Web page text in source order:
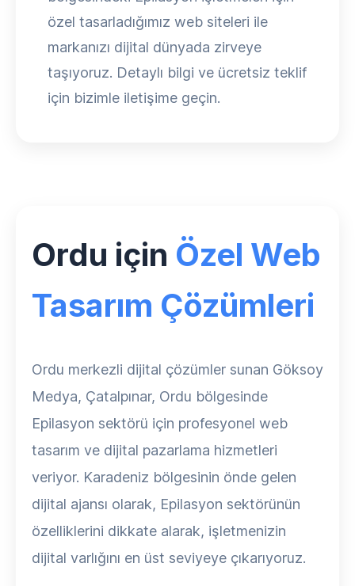
özel tasarladığımız web siteleri ile
markanızı dijital dünyada zirveye
taşıyoruz. Detaylı bilgi ve ücretsiz teklif
için bizimle iletişime geçin.
Ordu için Özel Web
Tasarım Çözümleri
Ordu merkezli dijital çözümler sunan Göksoy
Medya, Çatalpınar, Ordu bölgesinde
Epilasyon sektörü için profesyonel web
tasarım ve dijital pazarlama hizmetleri
veriyor. Karadeniz bölgesinin önde gelen
dijital ajansı olarak, Epilasyon sektörünün
özelliklerini dikkate alarak, işletmenizin
dijital varlığını en üst seviyeye çıkarıyoruz.